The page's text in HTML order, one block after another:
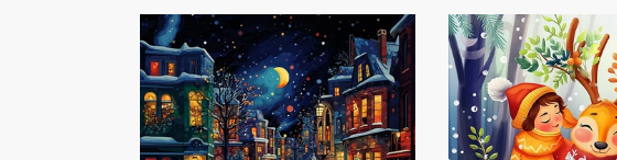
Diamond
Painting
-
Media
Luna
Invernal
Diamond
Painting
-
Amigos
del
bosque